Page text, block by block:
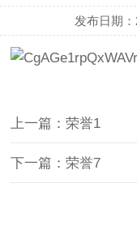
发布日期
上一篇：荣誉1
下一篇：荣誉7